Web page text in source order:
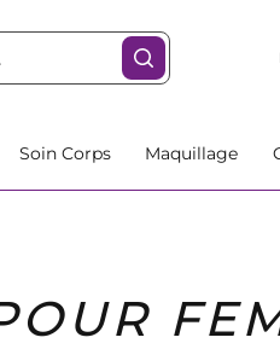
Soin Corps Maquillage